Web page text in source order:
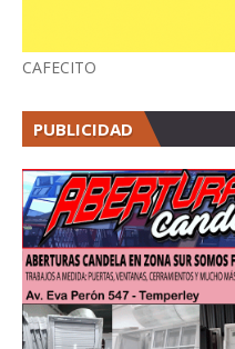
CAFECITO
PUBLICIDAD